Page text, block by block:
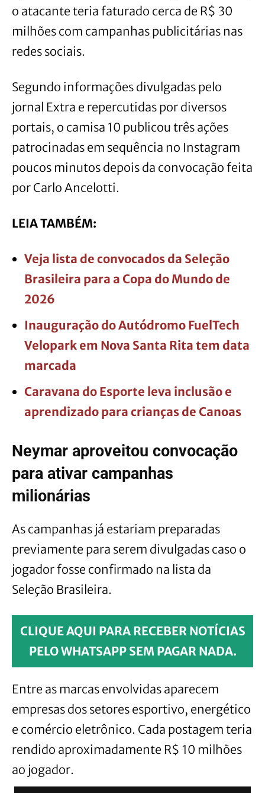
o atacante teria faturado cerca de R$ 30
milhões com campanhas publicitárias nas
redes sociais.
Segundo informações divulgadas pelo
jornal Extra e repercutidas por diversos
portais, o camisa 10 publicou três ações
patrocinadas em sequência no Instagram
poucos minutos depois da convocação feita
por Carlo Ancelotti.
LEIA TAMBÉM:
Veja lista de convocados da Seleção
Brasileira para a Copa do Mundo de
2026
Inauguração do Autódromo FuelTech
Velopark em Nova Santa Rita tem data
marcada
Caravana do Esporte leva inclusão e
aprendizado para crianças de Canoas
Neymar aproveitou convocação
para ativar campanhas
milionárias
As campanhas já estariam preparadas
previamente para serem divulgadas caso o
jogador fosse confirmado na lista da
Seleção Brasileira.
CLIQUE AQUI PARA RECEBER NOTÍCIAS
PELO WHATSAPP SEM PAGAR NADA.
Entre as marcas envolvidas aparecem
empresas dos setores esportivo, energético
e comércio eletrônico. Cada postagem teria
rendido aproximadamente R$ 10 milhões
ao jogador.